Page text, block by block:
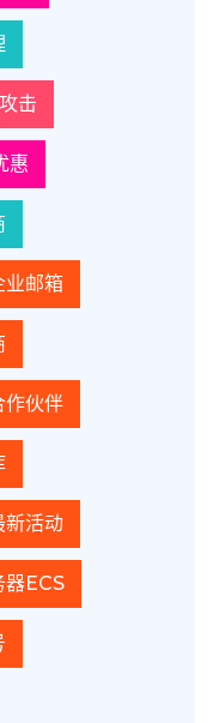
击
惠
业邮箱
作伙伴
新活动
器ECS